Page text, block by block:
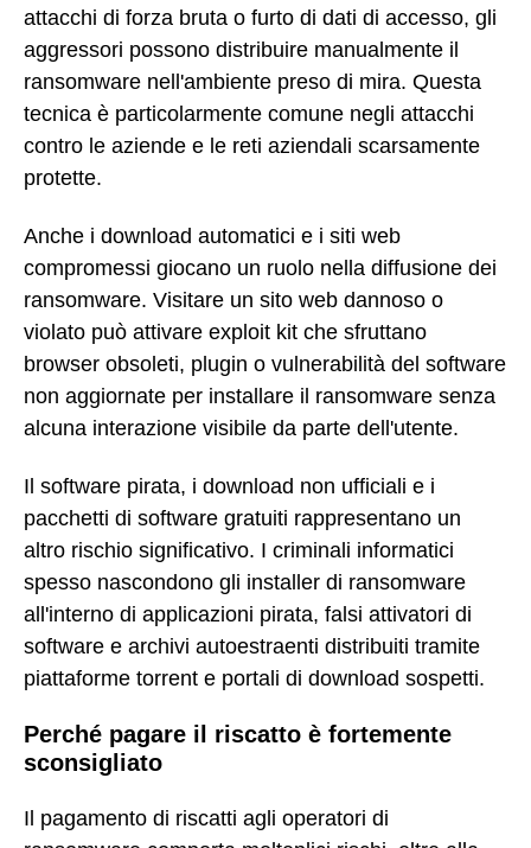
attacchi di forza bruta o furto di dati di accesso, gli
aggressori possono distribuire manualmente il
ransomware nell'ambiente preso di mira. Questa
tecnica è particolarmente comune negli attacchi
contro le aziende e le reti aziendali scarsamente
protette.
Anche i download automatici e i siti web
compromessi giocano un ruolo nella diffusione dei
ransomware. Visitare un sito web dannoso o
violato può attivare exploit kit che sfruttano
browser obsoleti, plugin o vulnerabilità del software
non aggiornate per installare il ransomware senza
alcuna interazione visibile da parte dell'utente.
Il software pirata, i download non ufficiali e i
pacchetti di software gratuiti rappresentano un
altro rischio significativo. I criminali informatici
spesso nascondono gli installer di ransomware
all'interno di applicazioni pirata, falsi attivatori di
software e archivi autoestraenti distribuiti tramite
piattaforme torrent e portali di download sospetti.
Perché pagare il riscatto è fortemente
sconsigliato
Il pagamento di riscatti agli operatori di